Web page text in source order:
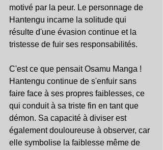
motivé par la peur. Le personnage de
Hantengu incarne la solitude qui
résulte d'une évasion continue et la
tristesse de fuir ses responsabilités.
C'est ce que pensait Osamu Manga !
Hantengu continue de s'enfuir sans
faire face à ses propres faiblesses, ce
qui conduit à sa triste fin en tant que
démon. Sa capacité à diviser est
également douloureuse à observer, car
elle symbolise la faiblesse même de